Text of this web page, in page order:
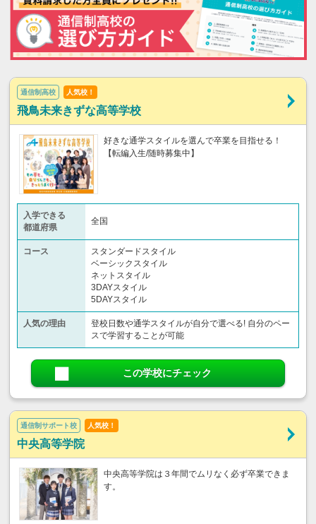
通信制高校 人気校！
飛鳥未来きずな高等学校
好きな通学スタイルを選んで卒業を目指せる！
【転編入生/随時募集中】
入学できる
都道府県
全国
コース
スタンダードスタイル
ベーシックスタイル
ネットスタイル
3DAYスタイル
5DAYスタイル
人気の理由
登校日数や通学スタイルが自分で選べる! 自分のペー
スで学習することが可能
この学校にチェック
通信制サポート校 人気校！
中央高等学院
中央高等学院は３年間でムリなく必ず卒業できま
す。